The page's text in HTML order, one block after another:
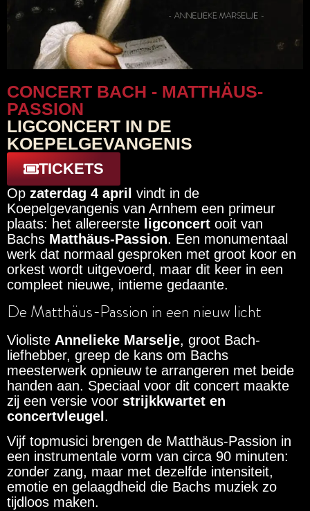
CONCERT BACH - MATTHÄUS-
PASSION
LIGCONCERT IN DE
KOEPELGEVANGENIS
TICKETS
Op zaterdag 4 april vindt in de
Koepelgevangenis van Arnhem een primeur
plaats: het allereerste ligconcert ooit van
Bachs Matthäus-Passion. Een monumentaal
werk dat normaal gesproken met groot koor en
orkest wordt uitgevoerd, maar dit keer in een
compleet nieuwe, intieme gedaante.
De Matthäus-Passion in een nieuw licht
Violiste Annelieke Marselje, groot Bach-
liefhebber, greep de kans om Bachs
meesterwerk opnieuw te arrangeren met beide
handen aan. Speciaal voor dit concert maakte
zij een versie voor strijkkwartet en
concertvleugel .
Vijf topmusici brengen de Matthäus-Passion in
een instrumentale vorm van circa 90 minuten:
zonder zang, maar met dezelfde intensiteit,
emotie en gelaagdheid die Bachs muziek zo
tijdloos maken.